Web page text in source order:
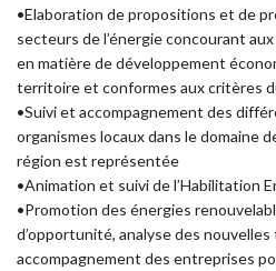
•Elaboration de propositions et de
secteurs de l’énergie concourant
en matière de développement
territoire et conformes aux critères
•Suivi et accompagnement des
organismes locaux dans le domaine
région est représentée
•Animation et suivi de l’Habilitation
•Promotion des énergies
d’opportunité, analyse des
accompagnement des entreprises